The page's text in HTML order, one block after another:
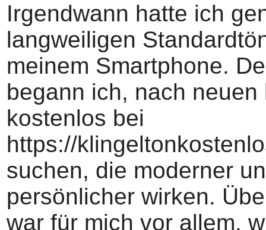
Irgendwann hatte ich
langweiligen
meinem Smartphone.
begann ich, nach neuen
kostenlos bei
https://
suchen, die moderner
persönlicher wirken.
war für mich vor allem,